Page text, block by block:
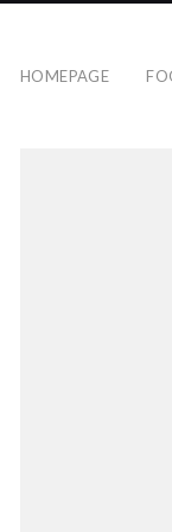
HOMEPAGE